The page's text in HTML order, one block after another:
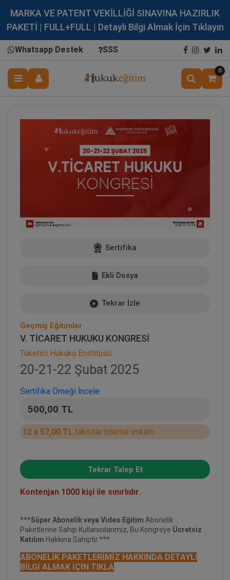
MARKA VE PATENT VEKİLLİĞİ SINAVINA HAZIRLIK
PAKETİ | FULL+FULL | Detaylı Bilgi Almak İçin Tıklayın
Whatsapp Destek SSS
0
Sertifika
Ekli Dosya
Tekrar İzle
Geçmiş Eğitimler
V. TİCARET HUKUKU KONGRESİ
Tüketici Hukuku Enstitüsü
20-21-22 Şubat 2025
Sertifika Örneği İncele
500,00 TL
12 x 57,00 TL taksitle ödeme imkânı.
Tekrar Talep Et
Kontenjan 1000 kişi ile sınırlıdır.
***Süper Abonelik veya Video Eğitim Abonelik
Paketlerine Sahip Kullanıcılarımız, Bu Kongreye Ücretsiz
Katılım Hakkına Sahiptir.***
ABONELİK PAKETLERİMİZ HAKKINDA DETAYLI
BİLGİ ALMAK İÇİN TIKLA